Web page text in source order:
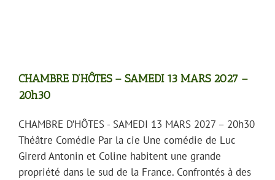
CHAMBRE D’HÔTES – SAMEDI 13 MARS 2027 –
20h30
CHAMBRE D’HÔTES - SAMEDI 13 MARS 2027 – 20h30
Théâtre Comédie Par la cie Une comédie de Luc
Girerd Antonin et Coline habitent une grande
propriété dans le sud de la France. Confrontés à des